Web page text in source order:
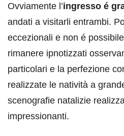
Ovviamente l’ingresso é
andati a visitarli entrambi.
eccezionali e non é
rimanere ipnotizzati
particolari e la perfezione
realizzate le natività a
scenografie natalizie
impressionanti.